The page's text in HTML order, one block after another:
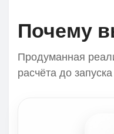
Почему
Продуманная
расчёта до запуска